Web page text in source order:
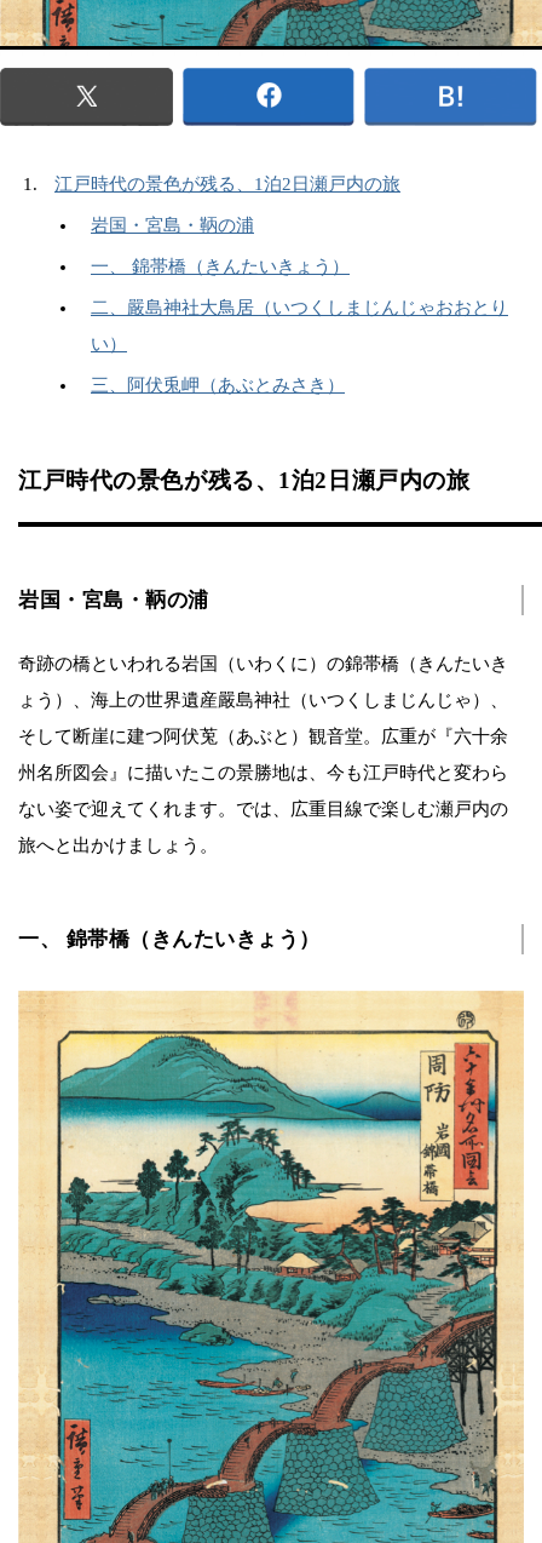
江戸時代の景色が残る、1泊2日瀬戸内の旅
岩国・宮島・鞆の浦
一、 錦帯橋（きんたいきょう）
二、嚴島神社大鳥居（いつくしまじんじゃおおとり
い）
三、阿伏兎岬（あぶとみさき）
江戸時代の景色が残る、1泊2日瀬戸内の旅
岩国・宮島・鞆の浦
奇跡の橋といわれる岩国（いわくに）の錦帯橋（きんたいき
ょう）、海上の世界遺産嚴島神社（いつくしまじんじゃ）、
そして断崖に建つ阿伏莵（あぶと）観音堂。広重が『六十余
州名所図会』に描いたこの景勝地は、今も江戸時代と変わら
ない姿で迎えてくれます。では、広重目線で楽しむ瀬戸内の
旅へと出かけましょう。
一、 錦帯橋（きんたいきょう）